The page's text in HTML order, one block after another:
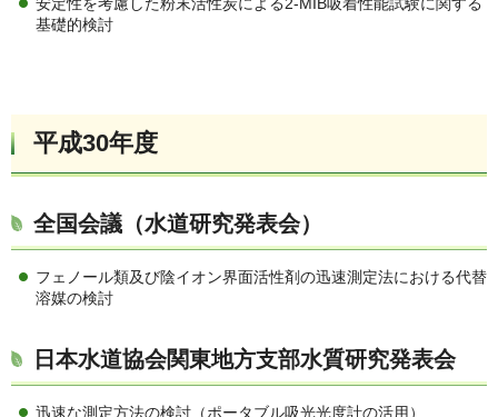
安定性を考慮した粉末活性炭による2-MIB吸着性能試験に関する
基礎的検討
平成30年度
全国会議（水道研究発表会）
フェノール類及び陰イオン界面活性剤の迅速測定法における代替
溶媒の検討
日本水道協会関東地方支部水質研究発表会
迅速な測定方法の検討（ポータブル吸光光度計の活用）